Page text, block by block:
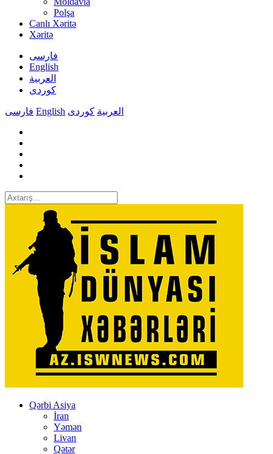
Polşa
Canlı Xəritə
Xəritə
فارسی
English
العربیة
کوردی
فارسی English العربیة کوردی
Qərbi Asiya
İran
Yəmən
Livan
Qətər